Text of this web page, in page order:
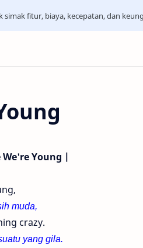
fitur, biaya, kecepatan, dan
Young |
muda,
crazy.
yang gila.